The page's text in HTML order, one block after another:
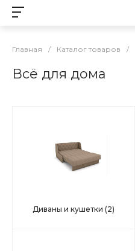
Главная / Каталог товаров /
Всё для дома
Диваны и кушетки (2)